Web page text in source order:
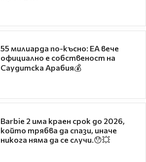
55 милиарда по-късно: EA вече
официално е собственост на
Саудитска Арабия💰
Barbie 2 има краен срок до 2026,
който трябва да спази, иначе
никога няма да се случи.😯💥